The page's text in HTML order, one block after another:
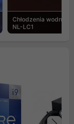
Chłodzenia wodne
NL-LC1